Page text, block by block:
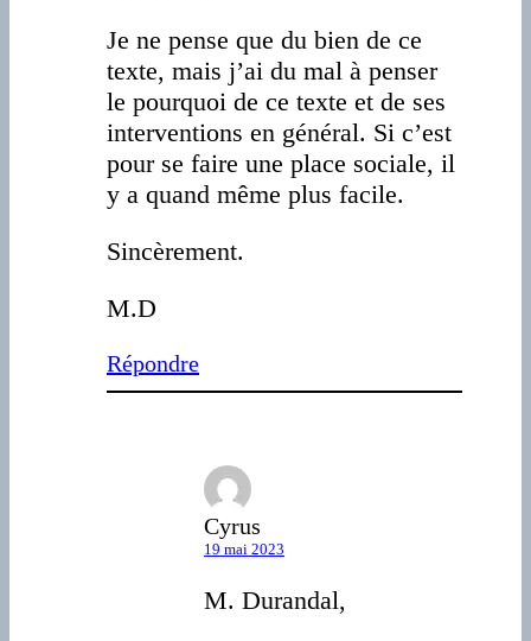
Je ne pense que du bien de ce
texte, mais j’ai du mal à penser
le pourquoi de ce texte et de ses
interventions en général. Si c’est
pour se faire une place sociale, il
y a quand même plus facile.
Sincèrement.
M.D
Répondre
Cyrus
19 mai 2023
M. Durandal,